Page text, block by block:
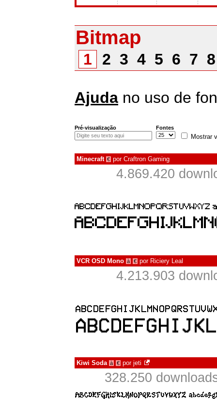
Bitmap
1 2 3 4 5 6 7
Ajuda no uso de
Pré-visualização Fontes
Mostrar
Minecraft € por Craftron Gaming
4.869.420
VCR OSD Mono à € por Riciery Leal
4.213.903
Kiwi Soda à € por jeti
328.250